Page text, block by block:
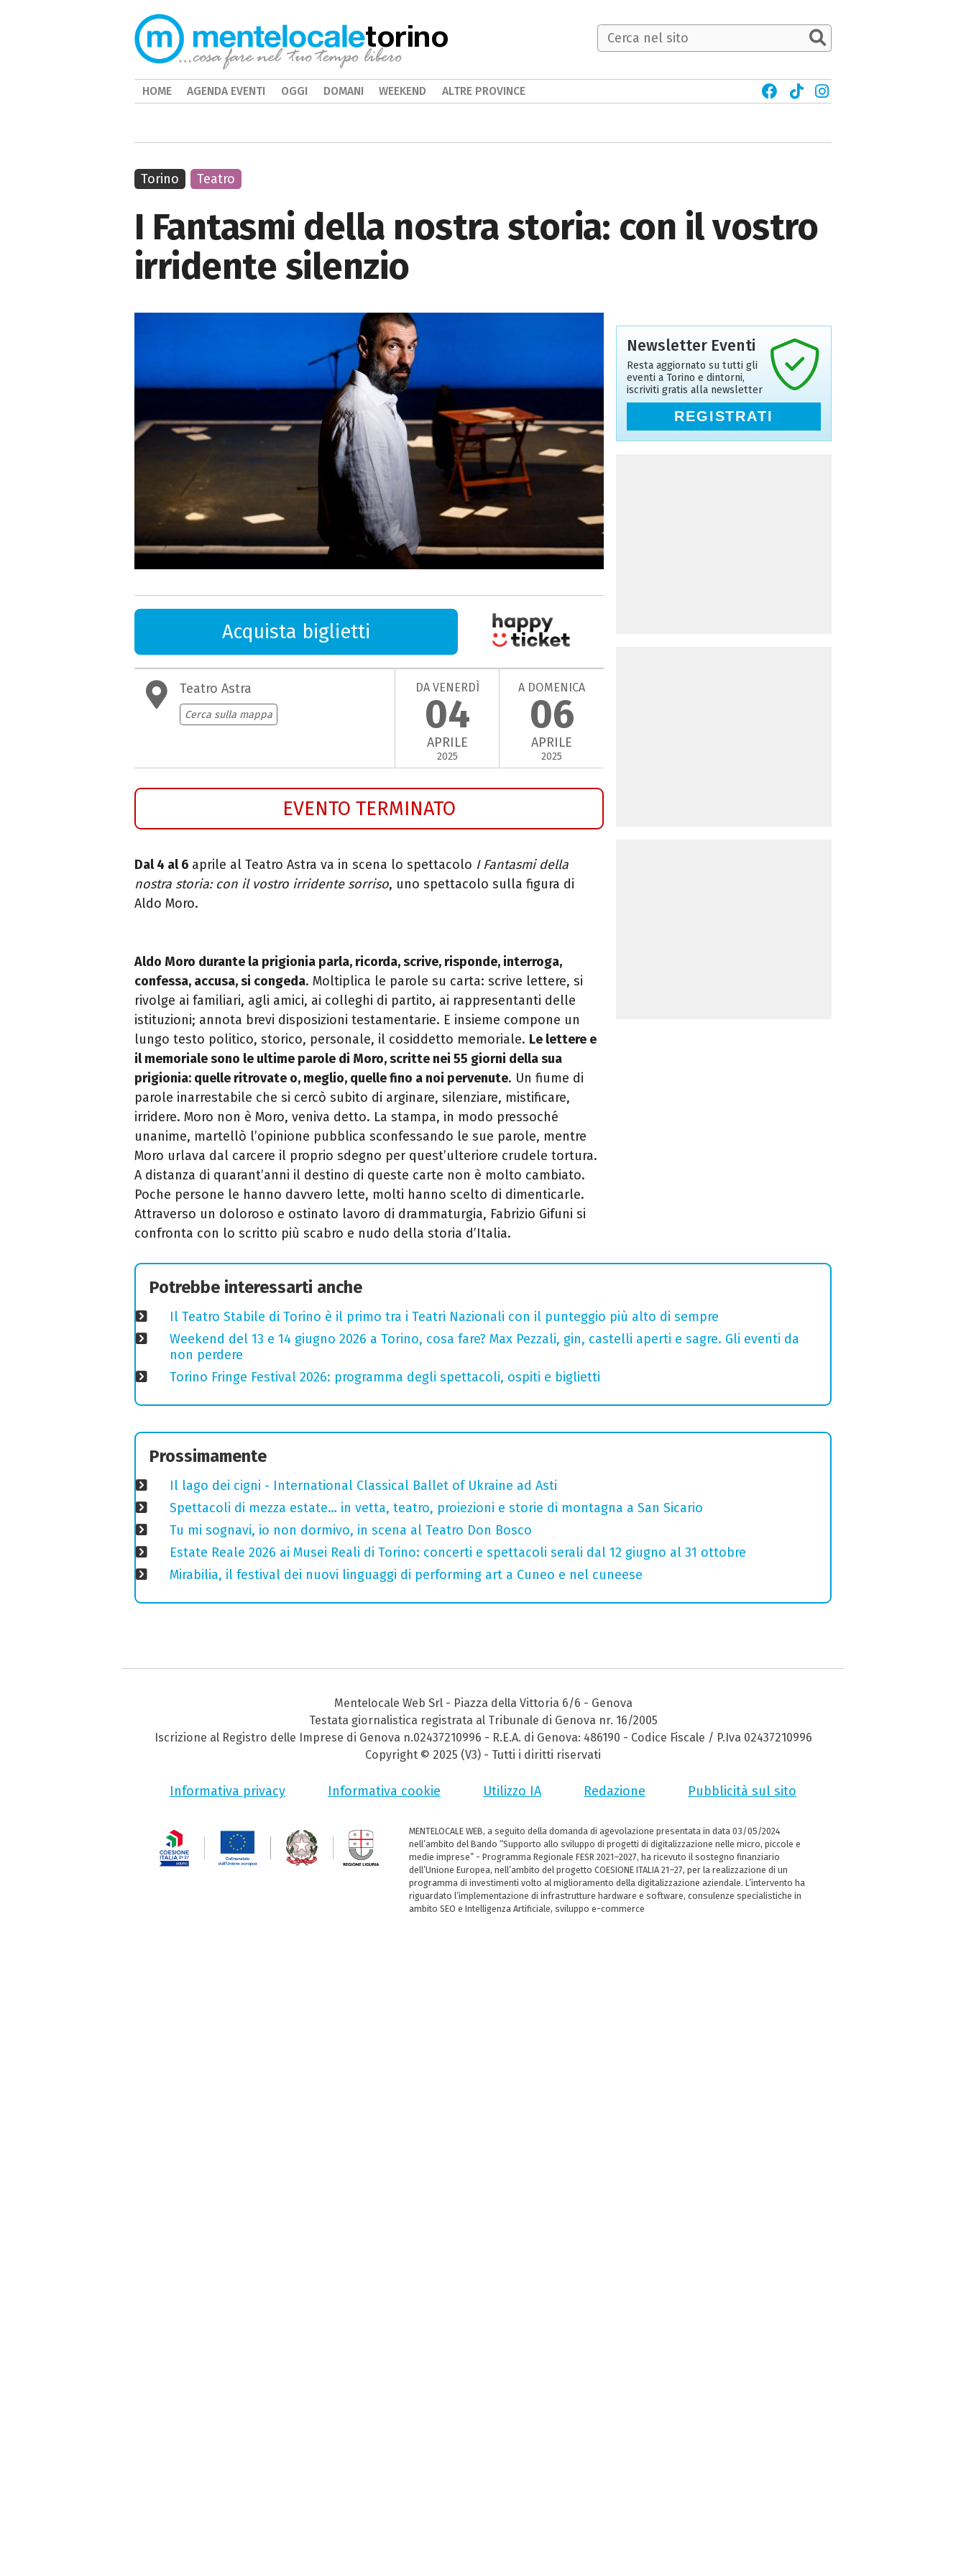
I Fantasmi della nostra storia: con il vostro
irridente silenzio
Acquista biglietti
Teatro Astra
Cerca sulla mappa
DA VENERDÌ
04
APRILE
2025
A DOMENICA
06
APRILE
2025
EVENTO TERMINATO
Dal 4 al 6 aprile al Teatro Astra va in scena lo spettacolo I Fantasmi della
nostra storia: con il vostro irridente sorriso, uno spettacolo sulla figura di
Aldo Moro.
Aldo Moro durante la prigionia parla, ricorda, scrive, risponde, interroga,
confessa, accusa, si congeda. Moltiplica le parole su carta: scrive lettere, si
rivolge ai familiari, agli amici, ai colleghi di partito, ai rappresentanti delle
istituzioni; annota brevi disposizioni testamentarie. E insieme compone un
lungo testo politico, storico, personale, il cosiddetto memoriale. Le lettere e
il memoriale sono le ultime parole di Moro, scritte nei 55 giorni della sua
prigionia: quelle ritrovate o, meglio, quelle fino a noi pervenute. Un fiume di
parole inarrestabile che si cercò subito di arginare, silenziare, mistificare,
irridere. Moro non è Moro, veniva detto. La stampa, in modo pressoché
unanime, martellò l’opinione pubblica sconfessando le sue parole, mentre
Moro urlava dal carcere il proprio sdegno per quest’ulteriore crudele tortura.
A distanza di quarant’anni il destino di queste carte non è molto cambiato.
Poche persone le hanno davvero lette, molti hanno scelto di dimenticarle.
Attraverso un doloroso e ostinato lavoro di drammaturgia, Fabrizio Gifuni si
confronta con lo scritto più scabro e nudo della storia d’Italia.
Torino Teatro
Newsletter Eventi
Resta aggiornato su tutti gli
eventi a Torino e dintorni,
iscriviti gratis alla newsletter
REGISTRATI
Potrebbe interessarti anche
Il Teatro Stabile di Torino è il primo tra i Teatri Nazionali con il punteggio più alto di sempre
Weekend del 13 e 14 giugno 2026 a Torino, cosa fare? Max Pezzali, gin, castelli aperti e sagre. Gli eventi da
non perdere
Torino Fringe Festival 2026: programma degli spettacoli, ospiti e biglietti
Prossimamente
Il lago dei cigni - International Classical Ballet of Ukraine ad Asti
Spettacoli di mezza estate… in vetta, teatro, proiezioni e storie di montagna a San Sicario
Tu mi sognavi, io non dormivo, in scena al Teatro Don Bosco
Estate Reale 2026 ai Musei Reali di Torino: concerti e spettacoli serali dal 12 giugno al 31 ottobre
Mirabilia, il festival dei nuovi linguaggi di performing art a Cuneo e nel cuneese
torino
HOME AGENDA EVENTI OGGI DOMANI WEEKEND ALTRE PROVINCE
Mentelocale Web Srl - Piazza della Vittoria 6/6 - Genova
Testata giornalistica registrata al Tribunale di Genova nr. 16/2005
Iscrizione al Registro delle Imprese di Genova n.02437210996 - R.E.A. di Genova: 486190 - Codice Fiscale / P.Iva 02437210996
Copyright © 2025 (V3) - Tutti i diritti riservati
Informativa privacy Informativa cookie Utilizzo IA Redazione Pubblicità sul sito
MENTELOCALE WEB, a seguito della domanda di agevolazione presentata in data 03/05/2024
nell’ambito del Bando “Supporto allo sviluppo di progetti di digitalizzazione nelle micro, piccole e
medie imprese” - Programma Regionale FESR 2021–2027, ha ricevuto il sostegno finanziario
dell’Unione Europea, nell’ambito del progetto COESIONE ITALIA 21–27, per la realizzazione di un
programma di investimenti volto al miglioramento della digitalizzazione aziendale. L’intervento ha
riguardato l’implementazione di infrastrutture hardware e software, consulenze specialistiche in
ambito SEO e Intelligenza Artificiale, sviluppo e-commerce